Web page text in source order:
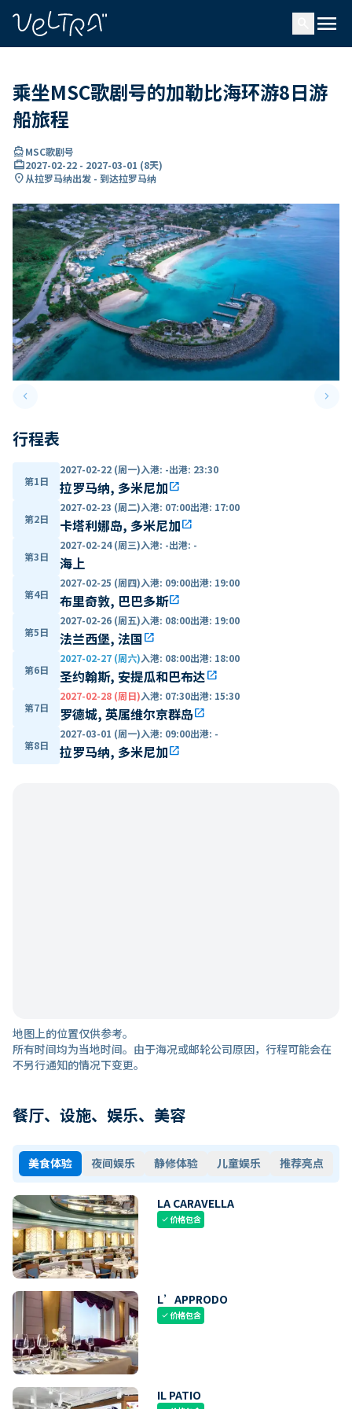
menu
乘坐MSC歌剧号的加勒比海环游8日游
船旅程
directions_boatMSC歌剧号
card_travel2027-02-22 - 2027-03-01 (8天)
location_on从拉罗马纳出发 - 到达拉罗马纳
keyboard_arrow_leftPrevious slide keyboard_arrow_right
行程表
第1日
2027-02-22 (周一)入港: -出港: 23:30
拉罗马纳, 多米尼加open_in_new
第2日
2027-02-23 (周二)入港: 07:00出港: 17:00
卡塔利娜岛, 多米尼加open_in_new
第3日
2027-02-24 (周三)入港: -出港: -
海上
第4日
2027-02-25 (周四)入港: 09:00出港: 19:00
布里奇敦, 巴巴多斯open_in_new
第5日
2027-02-26 (周五)入港: 08:00出港: 19:00
法兰西堡, 法国open_in_new
第6日
2027-02-27 (周六)入港: 08:00出港: 18:00
圣约翰斯, 安提瓜和巴布达open_in_new
第7日
2027-02-28 (周日)入港: 07:30出港: 15:30
罗德城, 英属维尔京群岛open_in_new
第8日
2027-03-01 (周一)入港: 09:00出港: -
拉罗马纳, 多米尼加open_in_new
地图上的位置仅供参考。
所有时间均为当地时间。由于海况或邮轮公司原因，行程可能会在
不另行通知的情况下变更。
餐厅、设施、娱乐、美容
美食体验 夜间娱乐 静修体验 儿童娱乐 推荐亮点
LA CARAVELLA
check价格包含
L’APPRODO
check价格包含
IL PATIO